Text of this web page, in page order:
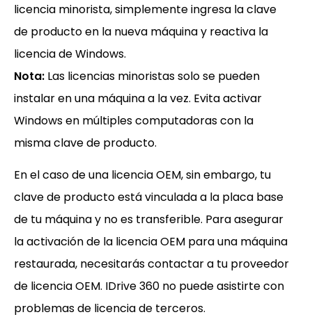
licencia minorista, simplemente ingresa la clave
de producto en la nueva máquina y reactiva la
licencia de Windows.
Nota: Las licencias minoristas solo se pueden
instalar en una máquina a la vez. Evita activar
Windows en múltiples computadoras con la
misma clave de producto.
En el caso de una licencia OEM, sin embargo, tu
clave de producto está vinculada a la placa base
de tu máquina y no es transferible. Para asegurar
la activación de la licencia OEM para una máquina
restaurada, necesitarás contactar a tu proveedor
de licencia OEM. IDrive 360 no puede asistirte con
problemas de licencia de terceros.